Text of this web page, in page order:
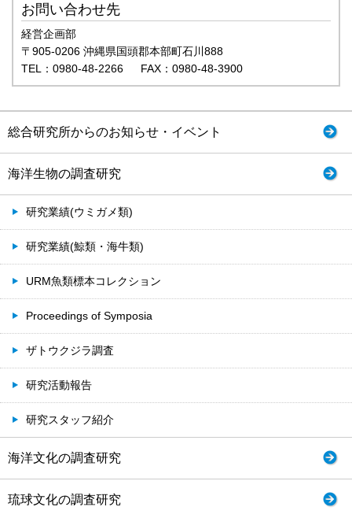
お問い合わせ先
経営企画部
〒905-0206 沖縄県国頭郡本部町石川888
TEL：0980-48-2266 FAX：0980-48-3900
総合研究所からのお知らせ・イベント
海洋生物の調査研究
研究業績(ウミガメ類)
研究業績(鯨類・海牛類)
URM魚類標本コレクション
Proceedings of Symposia
ザトウクジラ調査
研究活動報告
研究スタッフ紹介
海洋文化の調査研究
琉球文化の調査研究